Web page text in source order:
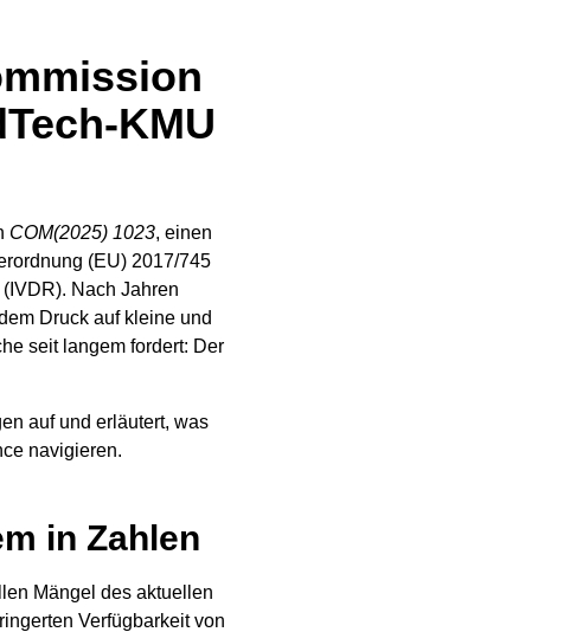
KMU
COM(2025) 1023, einen
(EU) 2017/745
Nach Jahren
Druck auf kleine und
seit langem fordert: Der
auf und erläutert, was
navigieren.
in Zahlen
Mängel des aktuellen
Verfügbarkeit von